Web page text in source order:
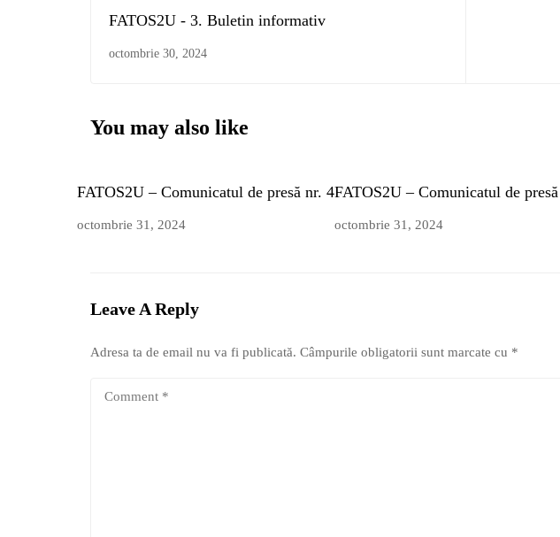
FATOS2U - 3. Buletin informativ
octombrie 30, 2024
You may also like
FATOS2U – Comunicatul de presă nr. 4
octombrie 31, 2024
FATOS2U – Comunicatul de
octombrie 31, 2024
Leave A Reply
Adresa ta de email nu va fi publicată. Câmpurile obligatorii sunt marcate cu *